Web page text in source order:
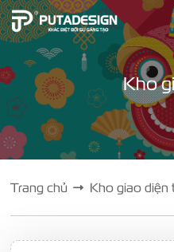
Kho
Trang chủ Kho giao diện